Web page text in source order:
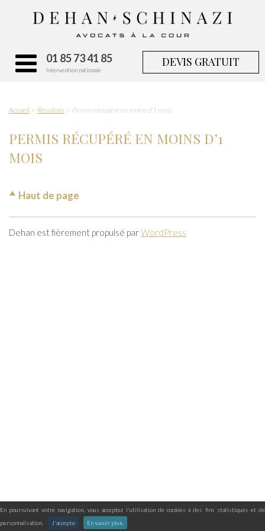
En poursuivant votre navigation, vous acceptez l'utilisation de cookies à des fins statistiques et de
personnalisation.
J'accepte En savoir plus.
01 85 73 41 85
Intervention nationale
DEVIS GRATUIT
Accueil Résultats Permis récupéré en moins d’1 mois
PERMIS RÉCUPÉRÉ EN MOINS D’1
MOIS
Haut de page
Dehan est fièrement propulsé parWordPress